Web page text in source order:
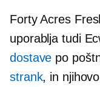
Forty Acres
uporablja tudi
dostave po
strank, in